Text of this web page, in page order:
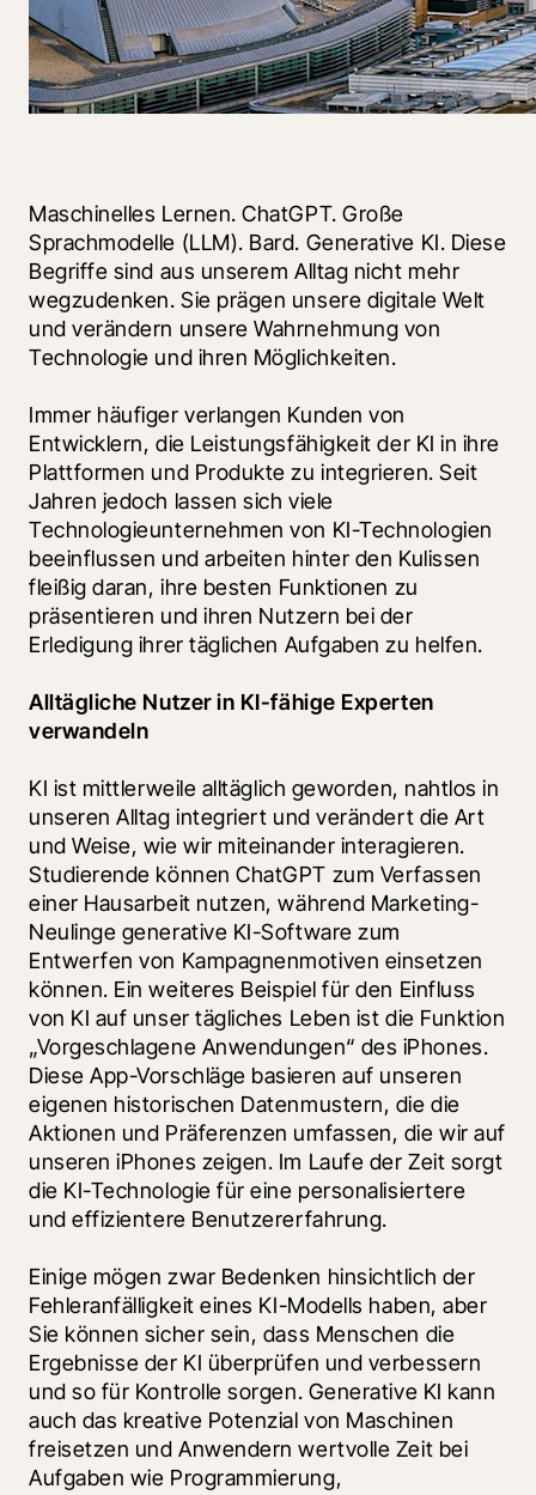
Maschinelles Lernen. ChatGPT. Große
Sprachmodelle (LLM). Bard. Generative KI. Diese
Begriffe sind aus unserem Alltag nicht mehr
wegzudenken. Sie prägen unsere digitale Welt
und verändern unsere Wahrnehmung von
Technologie und ihren Möglichkeiten.
Immer häufiger verlangen Kunden von
Entwicklern, die Leistungsfähigkeit der KI in ihre
Plattformen und Produkte zu integrieren. Seit
Jahren jedoch lassen sich viele
Technologieunternehmen von KI-Technologien
beeinflussen und arbeiten hinter den Kulissen
fleißig daran, ihre besten Funktionen zu
präsentieren und ihren Nutzern bei der
Erledigung ihrer täglichen Aufgaben zu helfen.
Alltägliche Nutzer in KI-fähige Experten
verwandeln
KI ist mittlerweile alltäglich geworden, nahtlos in
unseren Alltag integriert und verändert die Art
und Weise, wie wir miteinander interagieren.
Studierende können ChatGPT zum Verfassen
einer Hausarbeit nutzen, während Marketing-
Neulinge generative KI-Software zum
Entwerfen von Kampagnenmotiven einsetzen
können. Ein weiteres Beispiel für den Einfluss
von KI auf unser tägliches Leben ist die Funktion
„Vorgeschlagene Anwendungen“ des iPhones.
Diese App-Vorschläge basieren auf unseren
eigenen historischen Datenmustern, die die
Aktionen und Präferenzen umfassen, die wir auf
unseren iPhones zeigen. Im Laufe der Zeit sorgt
die KI-Technologie für eine personalisiertere
und effizientere Benutzererfahrung.
Einige mögen zwar Bedenken hinsichtlich der
Fehleranfälligkeit eines KI-Modells haben, aber
Sie können sicher sein, dass Menschen die
Ergebnisse der KI überprüfen und verbessern
und so für Kontrolle sorgen. Generative KI kann
auch das kreative Potenzial von Maschinen
freisetzen und Anwendern wertvolle Zeit bei
Aufgaben wie Programmierung,